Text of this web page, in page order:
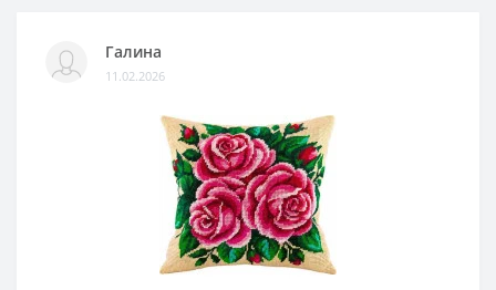
Галина
11.02.2026